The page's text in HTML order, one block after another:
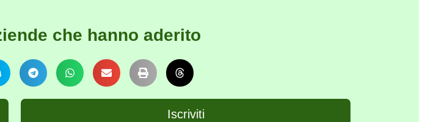
che hanno aderito
Iscriviti